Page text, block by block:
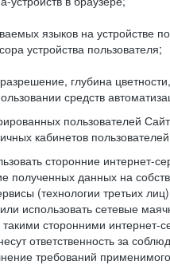
языков на устройстве
устройства пользователя;
глубина
средств
пользователей
кабинетов
сторонние интернет-
полученных данных на
(технологии третьих
использовать сетевые
сторонними интернет-
ответственность за
требований